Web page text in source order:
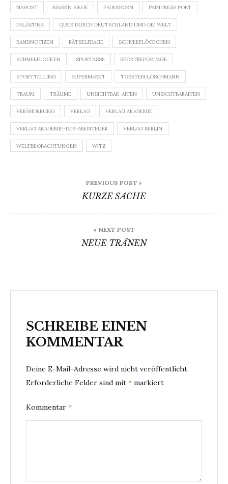
NAHOST NASRIN SIEGE PADERBORN PAINTRESS POET
PALÄSTINA QUER DURCH DEUTSCHLAND UND DIE WELT
RANDNOTIZEN RÄTSELFRAGE SCHNEEFLÖCKCHEN
SCHNEEFLOCKEN SPORTASSE SPORTREPORTAGE
STORYTELLING SUPERMARKT TORSTEN LÖSCHMANN
TRAUM TRÄUME UNSICHTBAR-AFFEN UNSICHTBARAFFEN
VERÄNDERUNG VERLAG VERLAG AKADEMIE
VERLAG AKADEMIE-DER-ABENTEUER VERLAG BERLIN
WELTBEOBACHTUNGEN WITZ
PREVIOUS POST »
KURZE SACHE
« NEXT POST
NEUE TRÄNEN
SCHREIBE EINEN
KOMMENTAR
Deine E-Mail-Adresse wird nicht veröffentlicht.
Erforderliche Felder sind mit * markiert
Kommentar *